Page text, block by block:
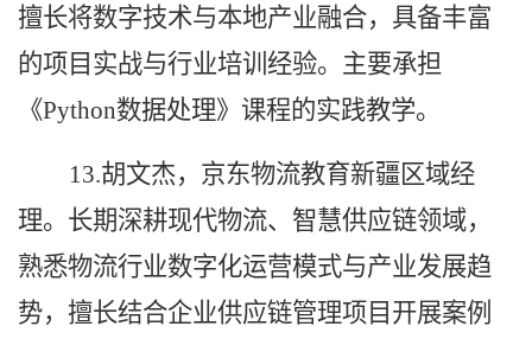
擅长将数字技术与本地产业融合，具备丰富
的项目实战与行业培训经验。主要承担
《Python数据处理》课程的实践教学。
13.胡文杰，京东物流教育新疆区域经
理。长期深耕现代物流、智慧供应链领域，
熟悉物流行业数字化运营模式与产业发展趋
势，擅长结合企业供应链管理项目开展案例